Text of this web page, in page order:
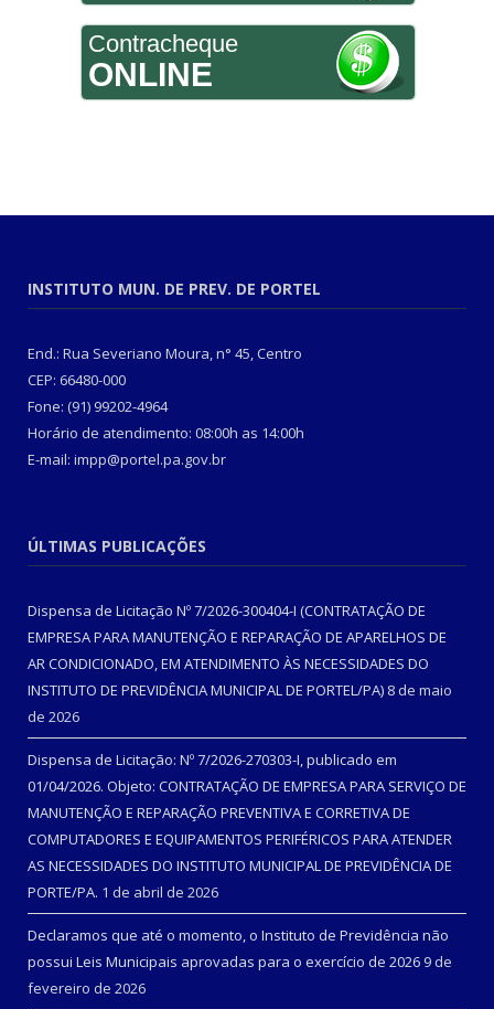
Contracheque
ONLINE
INSTITUTO MUN. DE PREV. DE PORTEL
End.: Rua Severiano Moura, n° 45, Centro
CEP: 66480-000
Fone: (91) 99202-4964
Horário de atendimento: 08:00h as 14:00h
E-mail: impp@portel.pa.gov.br
ÚLTIMAS PUBLICAÇÕES
Dispensa de Licitação Nº 7/2026-300404-I (CONTRATAÇÃO DE
EMPRESA PARA MANUTENÇÃO E REPARAÇÃO DE APARELHOS DE
AR CONDICIONADO, EM ATENDIMENTO ÀS NECESSIDADES DO
INSTITUTO DE PREVIDÊNCIA MUNICIPAL DE PORTEL/PA) 8 de maio
de 2026
Dispensa de Licitação: Nº 7/2026-270303-I, publicado em
01/04/2026. Objeto: CONTRATAÇÃO DE EMPRESA PARA SERVIÇO DE
MANUTENÇÃO E REPARAÇÃO PREVENTIVA E CORRETIVA DE
COMPUTADORES E EQUIPAMENTOS PERIFÉRICOS PARA ATENDER
AS NECESSIDADES DO INSTITUTO MUNICIPAL DE PREVIDÊNCIA DE
PORTE/PA. 1 de abril de 2026
Declaramos que até o momento, o Instituto de Previdência não
possui Leis Municipais aprovadas para o exercício de 2026 9 de
fevereiro de 2026